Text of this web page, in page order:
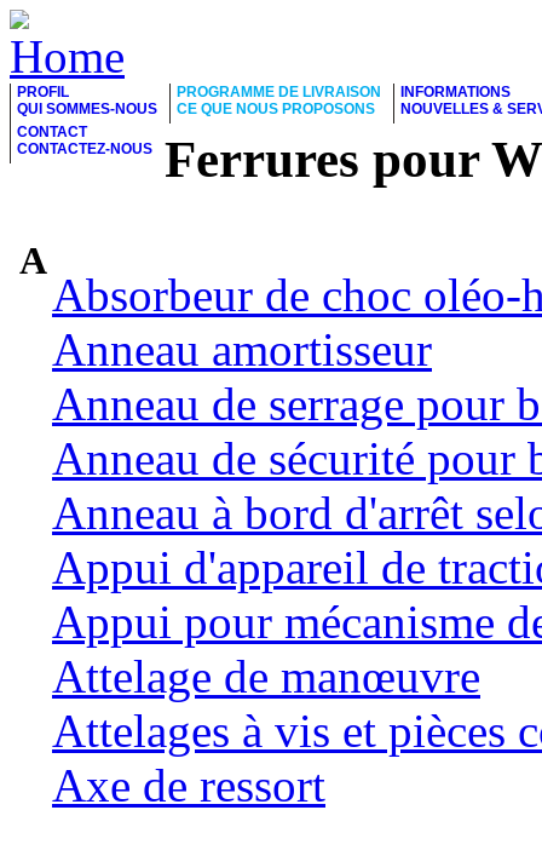
PROFIL
QUI SOMMES-NOUS
PROGRAMME DE LIVRAISON
CE QUE NOUS PROPOSONS
INFORMATIONS
NOUVELLES &
CONTACT
CONTACTEZ-NOUS
Ferrures pour
A
Absorbeur de choc oléo-
Anneau amortisseur
Anneau de serrage pour
Anneau de sécurité pour
Anneau à bord d'arrêt
Appui d'appareil de
Appui pour mécanisme
Attelage de manœuvre
Attelages à vis et pièces
Axe de ressort